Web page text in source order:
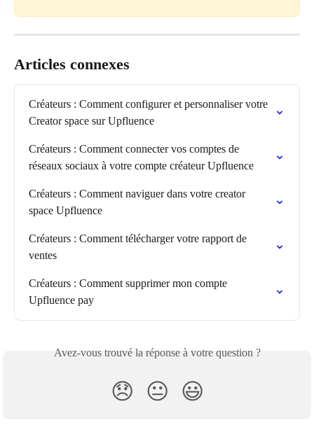
Articles connexes
Créateurs : Comment configurer et personnaliser votre
Creator space sur Upfluence
Créateurs : Comment connecter vos comptes de
réseaux sociaux à votre compte créateur Upfluence
Créateurs : Comment naviguer dans votre creator
space Upfluence
Créateurs : Comment télécharger votre rapport de
ventes
Créateurs : Comment supprimer mon compte
Upfluence pay
Avez-vous trouvé la réponse à votre question ?
😞 😐 😃